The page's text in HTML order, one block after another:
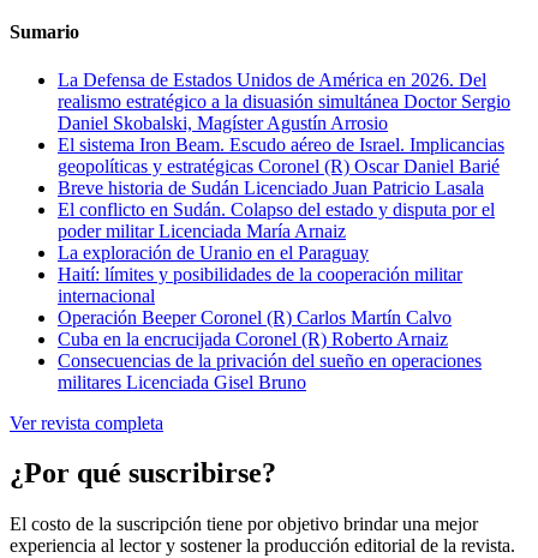
Sumario
La Defensa de Estados Unidos de América en 2026. Del
realismo estratégico a la disuasión simultánea Doctor Sergio
Daniel Skobalski, Magíster Agustín Arrosio
El sistema Iron Beam. Escudo aéreo de Israel. Implicancias
geopolíticas y estratégicas Coronel (R) Oscar Daniel Barié
Breve historia de Sudán Licenciado Juan Patricio Lasala
El conflicto en Sudán. Colapso del estado y disputa por el
poder militarLicenciada María Arnaiz
La exploración de Uranio en el Paraguay
Haití: límites y posibilidades de la cooperación militar
internacional
Operación BeeperCoronel (R) Carlos Martín Calvo
Cuba en la encrucijada Coronel (R) Roberto Arnaiz
Consecuencias de la privación del sueño en operaciones
militares Licenciada Gisel Bruno
Ver revista completa
¿Por qué suscribirse?
El costo de la suscripción tiene por objetivo brindar una mejor
experiencia al lector y sostener la producción editorial de la revista.